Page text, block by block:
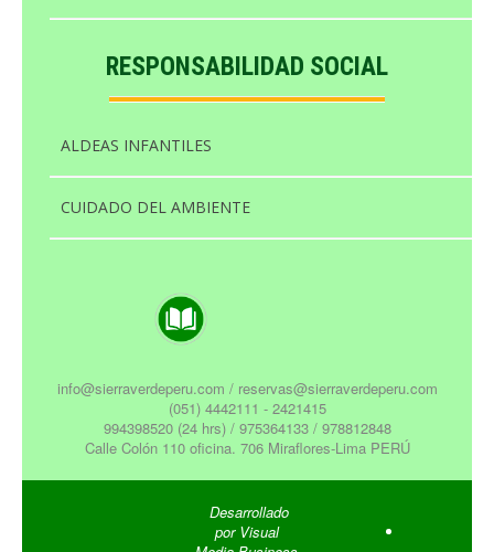
RESPONSABILIDAD SOCIAL
ALDEAS INFANTILES
CUIDADO DEL AMBIENTE
info@sierraverdeperu.com / reservas@sierraverdeperu.com
(051) 4442111 - 2421415
994398520 (24 hrs) / 975364133 / 978812848
Calle Colón 110 oficina. 706 Miraflores-Lima PERÚ
Desarrollado
por Visual